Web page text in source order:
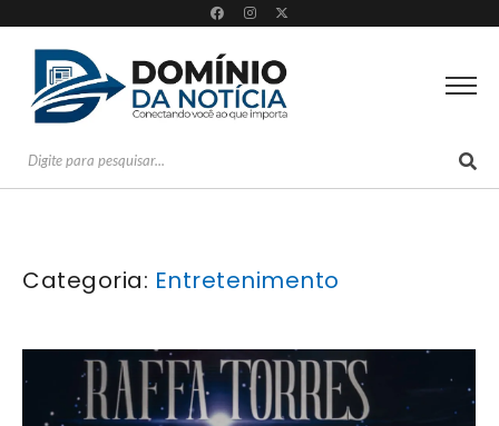
Categoria: Entretenimento